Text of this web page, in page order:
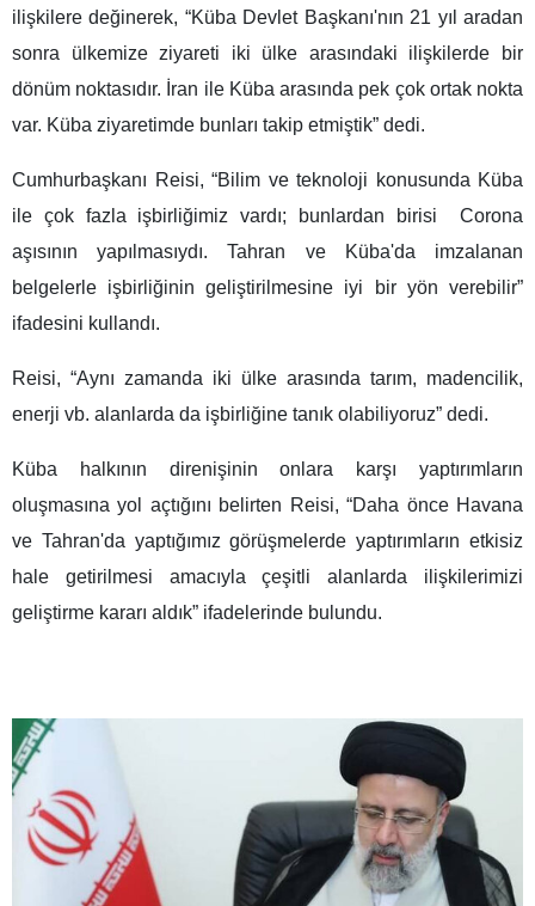
ilişkilere değinerek, “Küba Devlet Başkanı'nın 21 yıl aradan
sonra ülkemize ziyareti iki ülke arasındaki ilişkilerde bir
dönüm noktasıdır. İran ile Küba arasında pek çok ortak nokta
var. Küba ziyaretimde bunları takip etmiştik” dedi.
Cumhurbaşkanı Reisi, “Bilim ve teknoloji konusunda Küba
ile çok fazla işbirliğimiz vardı; bunlardan birisi Corona
aşısının yapılmasıydı. Tahran ve Küba'da imzalanan
belgelerle işbirliğinin geliştirilmesine iyi bir yön verebilir”
ifadesini kullandı.
Reisi, “Aynı zamanda iki ülke arasında tarım, madencilik,
enerji vb. alanlarda da işbirliğine tanık olabiliyoruz” dedi.
Küba halkının direnişinin onlara karşı yaptırımların
oluşmasına yol açtığını belirten Reisi, “Daha önce Havana
ve Tahran'da yaptığımız görüşmelerde yaptırımların etkisiz
hale getirilmesi amacıyla çeşitli alanlarda ilişkilerimizi
geliştirme kararı aldık” ifadelerinde bulundu.